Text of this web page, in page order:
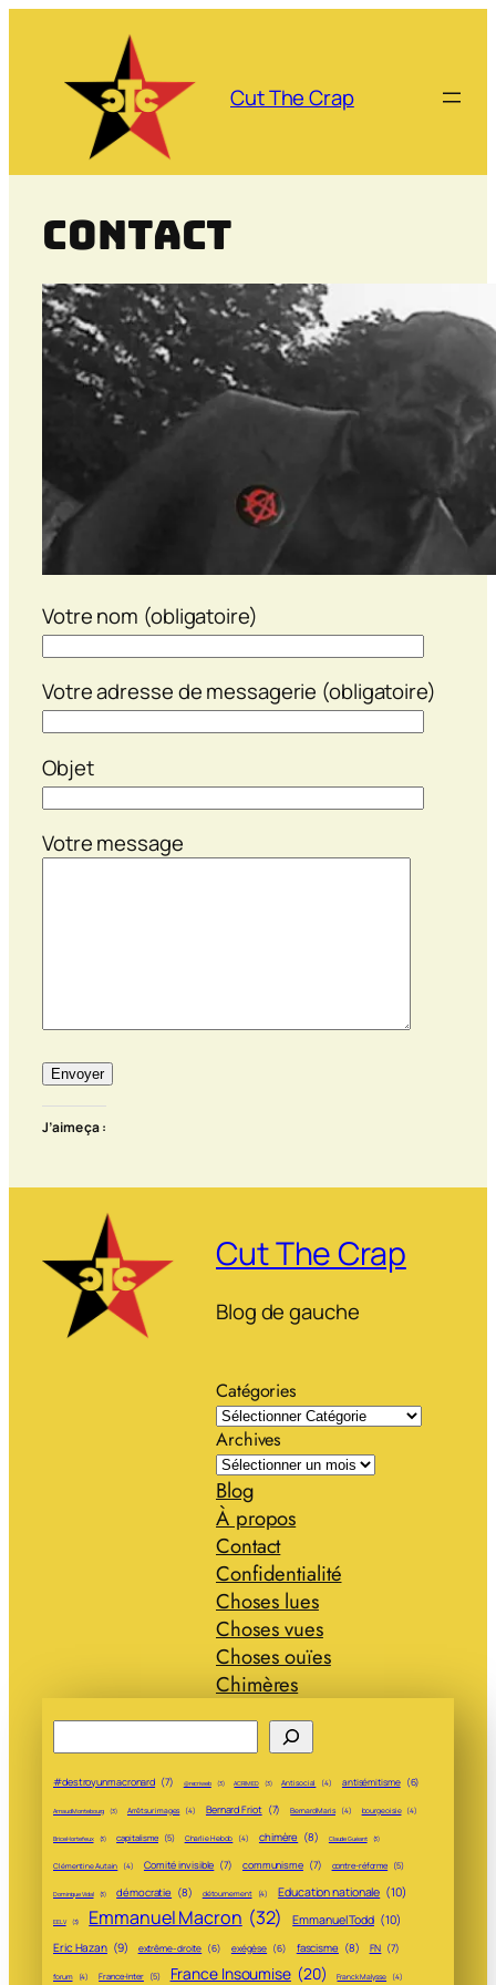
contenu
Cut The Crap
Contact
Votre nom (obligatoire)
Votre adresse de messagerie (obligatoire)
Objet
Votre message
J’aime ça :
Cut The Crap
Blog de gauche
Catégories
Archives
Blog
À propos
Contact
Confidentialité
Choses lues
Choses vues
Choses ouïes
Chimères
#destroyunmacronard (7) @recriweb (3) ACRIMED (3) Antisocial (4) antisémitisme (6)
Arnaud Montebourg (3) Arrêt sur images (4) Bernard Friot (7) Bernard Maris (4) bourgeoisie (4)
Brice Hortefeux (3) capitalisme (5) Charlie Hebdo (4) chimère (8) Claude Guéant (3)
Clémentine Autain (4) Comité invisible (7) communisme (7) contre-réforme (5)
Dominique Vidal (3) démocratie (8) détournement (4) Education nationale (10)
EELV (3) Emmanuel Macron (32) Emmanuel Todd (10)
Eric Hazan (9) extrême-droite (6) exégèse (6) fascisme (8) FN (7)
forum (4) France-Inter (5) France Insoumise (20) Franck Malysse (4)